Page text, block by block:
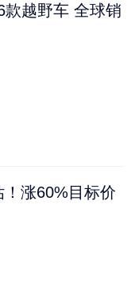
款越野车 全球销
涨60%目标价